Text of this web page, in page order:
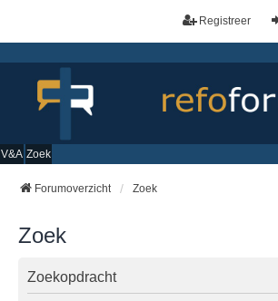
Registreer
V&A Zoek
Forumoverzicht Zoek
Zoek
Zoekopdracht